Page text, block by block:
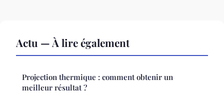
Actu — À lire également
Projection thermique : comment obtenir un
meilleur résultat ?